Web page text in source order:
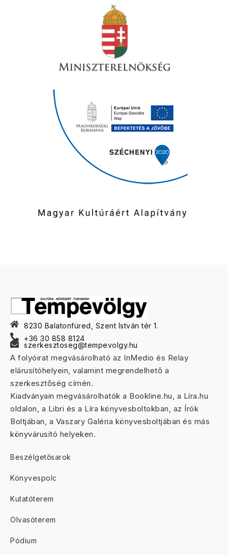
8230 Balatonfüred, Szent István tér 1.
+36 30 858 8124
szerkesztoseg@tempevolgy.hu
A folyóirat megvásárolható az InMedio és Relay
elárusítóhelyein, valamint megrendelhető a
szerkesztőség címén.
Kiadványain megvásárolhatók a Bookline.hu, a Líra.hu
oldalon, a Libri és a Líra könyvesboltokban, az Írók
Boltjában, a Vaszary Galéria könyvesboltjában és más
könyvárusító helyeken.
Beszélgetősarok
Könyvespolc
Kutatóterem
Olvasóterem
Pódium